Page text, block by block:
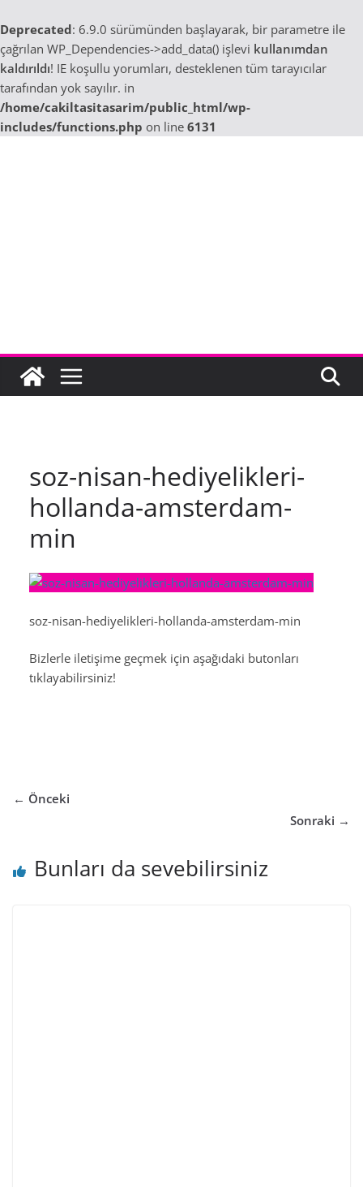
Deprecated: 6.9.0 sürümünden başlayarak, bir parametre ile
çağrılan WP_Dependencies->add_data() işlevi kullanımdan
kaldırıldı! IE koşullu yorumları, desteklenen tüm tarayıcılar
tarafından yok sayılır. in
/home/cakiltasitasarim/public_html/wp-
includes/functions.php on line 6131
soz-nisan-hediyelikleri-
hollanda-amsterdam-
min
soz-nisan-hediyelikleri-hollanda-amsterdam-min
Bizlerle iletişime geçmek için aşağıdaki butonları
tıklayabilirsiniz!
← Önceki
Sonraki →
Bunları da sevebilirsiniz